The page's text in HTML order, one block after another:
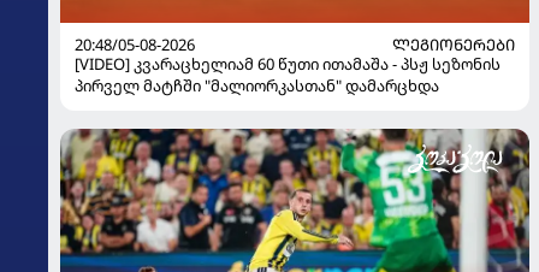
20:48/05-08-2026
ᲚᲔᲒᲘᲝᲜᲔᲠᲔᲑᲘ
[VIDEO] კვარაცხელიამ 60 წუთი ითამაშა - პსჟ სეზონის
პირველ მატჩში "მალიორკასთან" დამარცხდა